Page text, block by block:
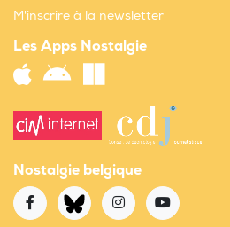
M'inscrire à la newsletter
Les Apps Nostalgie
Nostalgie belgique